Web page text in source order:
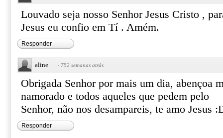
Louvado seja nosso Senhor Jesus Cristo ,
Jesus eu confio em Tí . Amém.
Responder
aline · 752 semanas atrás
Obrigada Senhor por mais um dia, abençoa
namorado e todos aqueles que pedem pelo
Senhor, não nos desampareis, te amo Jesus
Responder